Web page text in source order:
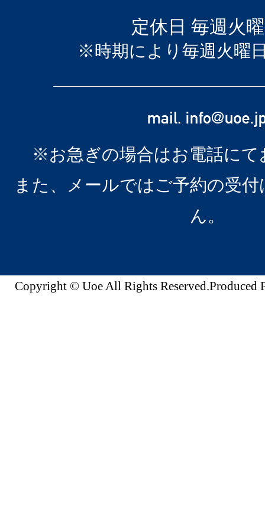
定休日 毎週火
※時期により毎週火曜
※お急ぎの場合はお電話にて
また、メールではご予約の受
ん。
Copyright © Uoe All Rights Reserved.Produced